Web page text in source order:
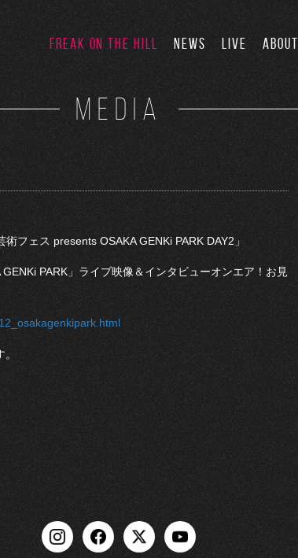
FREAK ON THE HILL NEWS LIVE ABOUT
MEDIA
フェス presents OSAKA GENKi PARK DAY2」
PARK」ライブ映像＆インタビューオンエア！お見